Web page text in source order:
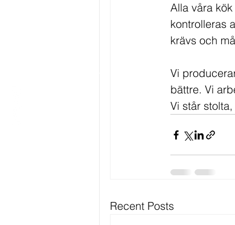
Alla våra
kontrolleras
krävs och
Vi
bättre. Vi
Vi står
Recent Posts